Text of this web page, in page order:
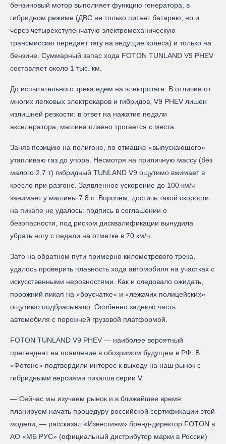
бензиновый мотор выполняет функцию генератора, в
гибридном режиме (ДВС не только питает батарею, но и
через четырехступенчатую электромеханическую
трансмиссию передает тягу на ведущие колеса) и только на
бензине. Суммарный запас хода FOTON TUNLAND V9 PHEV
составляет около 1 тыс. км.
До испытательного трека едем на электротяге. В отличие от
многих легковых электрокаров и гибридов, V9 PHEV лишен
излишней резкости: в ответ на нажатие педали
акселератора, машина плавно трогается с места.
Заняв позицию на полигоне, по отмашке «выпускающего»
утапливаю газ до упора. Несмотря на приличную массу (без
малого 2,7 т) гибридный TUNLAND V9 ощутимо вжимает в
кресло при разгоне. Заявленное ускорение до 100 км/ч
занимает у машины 7,8 с. Впрочем, достичь такой скорости
на пикапе не удалось: подпись в соглашении о
безопасности, под риском дисквалификации вынудила
убрать ногу с педали на отметке в 70 км/ч.
Зато на обратном пути примерно километрового трека,
удалось проверить плавность хода автомобиля на участках с
искусственными неровностями. Как и следовало ожидать,
порожний пикап на «брусчатке» и «лежачих полицейских»
ощутимо подбрасывало. Особенно заднюю часть
автомобиля с порожней грузовой платформой.
FOTON TUNLAND V9 PHEV — наиболее вероятный
претендент на появление в обозримом будущем в РФ. В
«Фотоне» подтвердили интерес к выходу на наш рынок с
гибридными версиями пикапов серии V.
— Сейчас мы изучаем рынок и в ближайшее время
планируем начать процедуру российской сертификации этой
модели, — рассказал «Известиям» бренд-директор FOTON в
АО «МБ РУС» (официальный дистрибутор марки в России)